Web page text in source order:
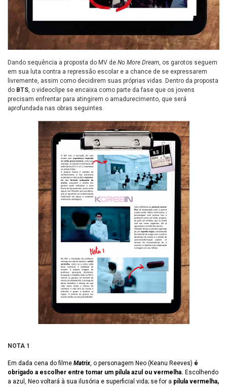
Dando sequência a proposta do MV de No More Dream, os garotos seguem
em sua luta contra a repressão escolar e a chance de se expressarem
livremente, assim como decidirem suas próprias vidas. Dentro da proposta
do BTS, o videoclipe se encaixa como parte da fase que os jovens
precisam enfrentar para atingirem o amadurecimento, que será
aprofundada nas obras seguintes.
NOTA 1
Em dada cena do filme Matrix, o personagem Neo (Keanu Reeves) é
obrigado a escolher entre tomar um pílula azul ou vermelha. Escolhendo
a azul, Neo voltará à sua ilusória e superficial vida; se for a pílula vermelha,